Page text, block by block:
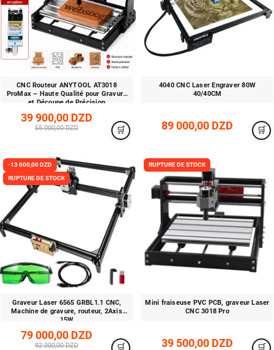
CNC Routeur ANYTOOL AT3018
ProMax – Haute Qualité pour Gravure
et Découpe de Précision
39 900,00 DZD
55 000,00 DZD
4040 CNC Laser Engraver 80W
40/40CM
89 000,00 DZD
-13 000,00 DZD
RUPTURE DE STOCK
Graveur Laser 6565 GRBL1.1 CNC,
Machine de gravure, routeur, 2Axis
15W
79 000,00 DZD
92 000,00 DZD
RUPTURE DE STOCK
Mini fraiseuse PVC PCB, graveur Laser
CNC 3018 Pro
39 500,00 DZD